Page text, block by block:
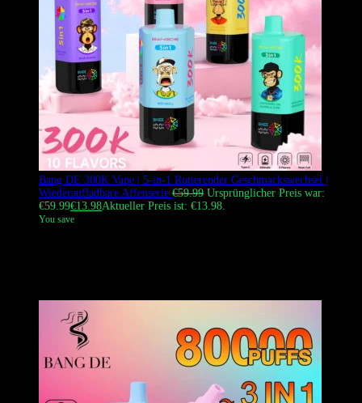
Bang DE 300K Vape | 5-in-1 Rotierender Geschmackswechsel |
Wiederaufladbare Affenserie €59.99 Ursprünglicher Preis war:
€59.99€13.98Aktueller Preis ist: €13.98.
You save